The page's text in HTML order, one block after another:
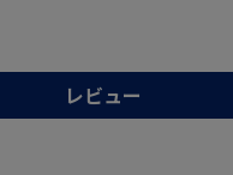
レビュー